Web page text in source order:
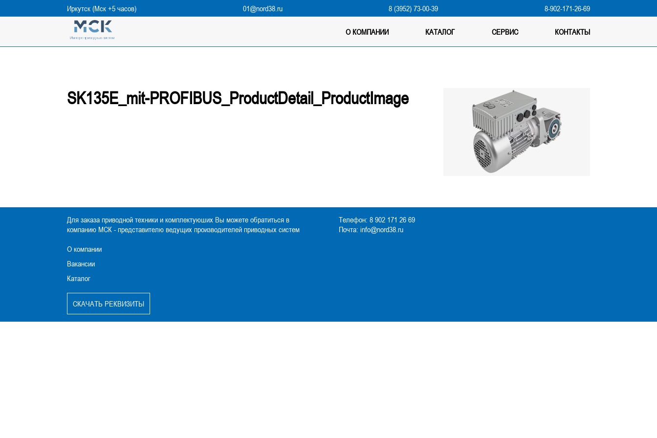
Иркутск (Мск +5 часов) 01@nord38.ru 8 (3952) 73-00-39 8-902-171-26-69
О КОМПАНИИ КАТАЛОГ СЕРВИС КОНТАКТЫ
SK135E_mit-PROFIBUS_ProductDetail_ProductImage
Для заказа приводной техники и комплектуюших Вы можете обратиться в
компанию МСК - представителю ведущих производителей приводных систем
О компании
Вакансии
Каталог
CКАЧАТЬ РЕКВИЗИТЫ
Телефон:8 902 171 26 69
Почта:info@nord38.ru